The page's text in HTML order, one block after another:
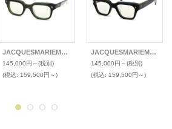
JACQUESMARIEMAGE(ジャックマリーマージュ) 2025年新色メガネ STEWART
145,000円～(税別)
(税込: 159,500円～)
JACQUESMARIEMAGE(ジャックマリーマージュ) 2025年新色メガネ FELLINI
145,000円～(税別)
(税込: 159,500円～)